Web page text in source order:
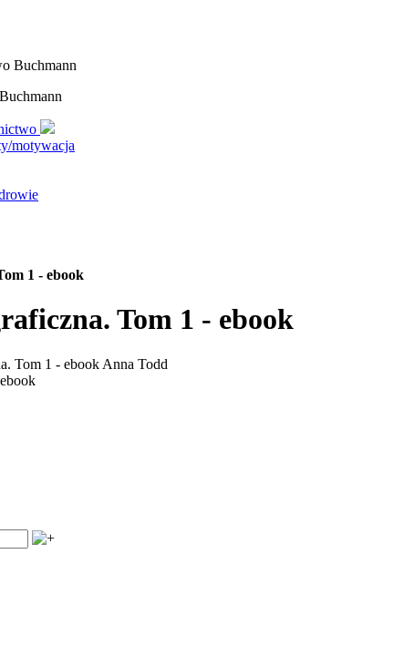
motywacja
1 - ebook
Tom 1 - ebook